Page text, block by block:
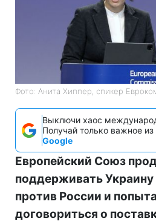
Фото: Анита Хиппер, спикер
Выключи хаос
Получай только важное из
Google
Европейский Союз
поддерживать Украину
против России и
договориться о